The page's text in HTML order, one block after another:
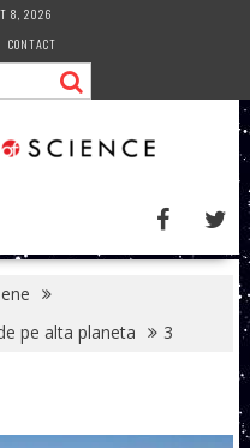
8, 2026
CONTACT
pe alta planeta
3